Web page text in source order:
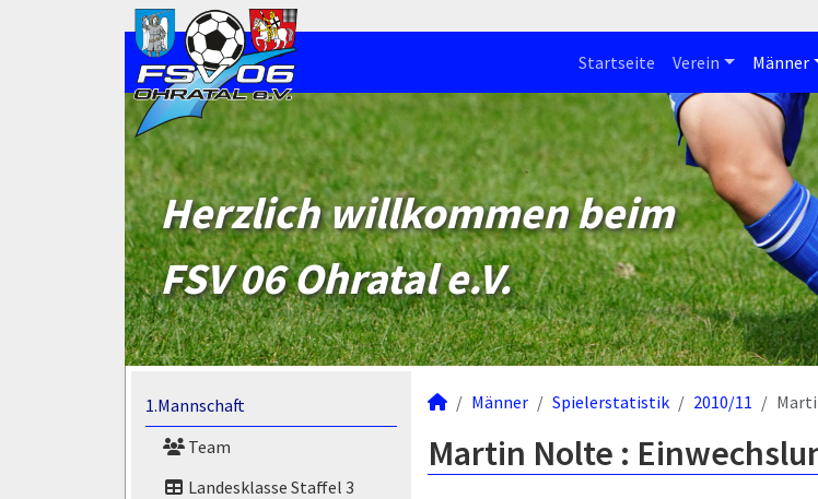
Startseite Verein Männer
Herzlich willkommen beim
FSV 06 Ohratal e.V.
1.Mannschaft
Team
Landesklasse Staffel 3
Männer Spielerstatistik 2010/11
Martin Nolte :